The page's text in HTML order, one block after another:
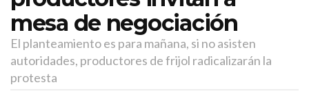
mesa de negociación
El planteamiento es para mañana, si no asisten
autoridades, productores de frijol radicalizarán la
protesta